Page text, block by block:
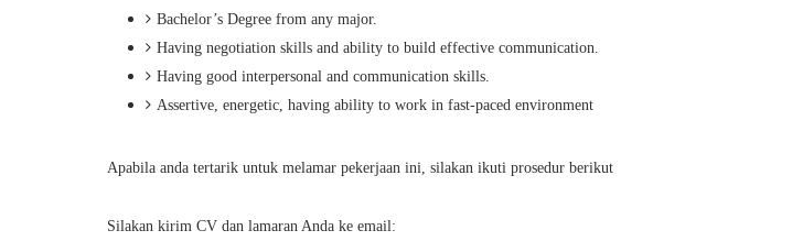
Bachelor’s Degree from any major.
Having negotiation skills and ability to build effective communication.
Having good interpersonal and communication skills.
Assertive, energetic, having ability to work in fast-paced environment
Apabila anda tertarik untuk melamar pekerjaan ini, silakan ikuti prosedur berikut
Silakan kirim CV dan lamaran Anda ke email: